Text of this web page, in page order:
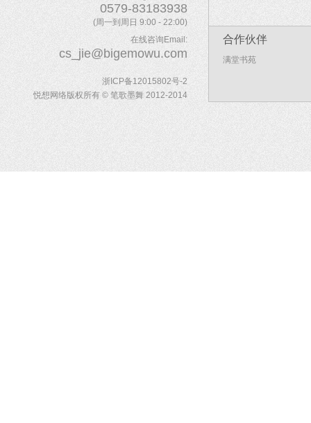
0579-83183938
(周一到周日 9:00 - 22:00)
在线咨询Email:
cs_jie@bigemowu.com
浙ICP备12015802号-2
悦想网络版权所有 © 笔歌墨舞 2012-2014
合作伙伴
满堂书苑